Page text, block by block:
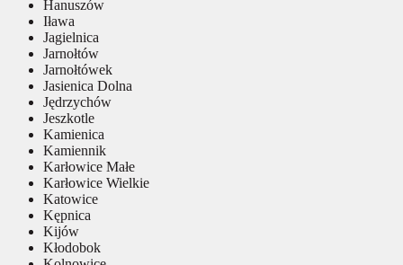
Hanuszów
Iława
Jagielnica
Jarnołtów
Jarnołtówek
Jasienica Dolna
Jędrzychów
Jeszkotle
Kamienica
Kamiennik
Karłowice Małe
Karłowice Wielkie
Katowice
Kępnica
Kijów
Kłodobok